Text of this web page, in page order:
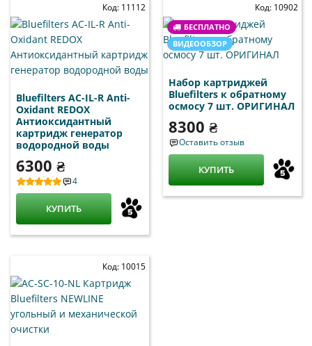
Код: 11112
Bluefilters AC-IL-R Anti-
Oxidant REDOX
Антиоксидантный
картридж генератор
водородной воды
6300 ₴
4
КУПИТЬ
Код: 10902
Набор картриджей
Bluefilters к обратному
осмосу 7 шт. ОРИГИНАЛ
8300 ₴
Оставить отзыв
КУПИТЬ
БЕСПЛАТНО
ВИДЕООБЗОР
Код: 10015